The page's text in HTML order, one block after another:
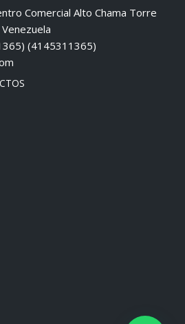
Comercial Alto Chama Torre
(4145311365)